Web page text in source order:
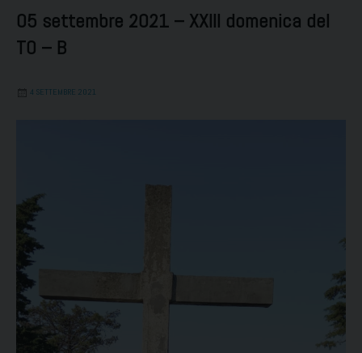
05 settembre 2021 – XXIII domenica del
TO – B
4 SETTEMBRE 2021